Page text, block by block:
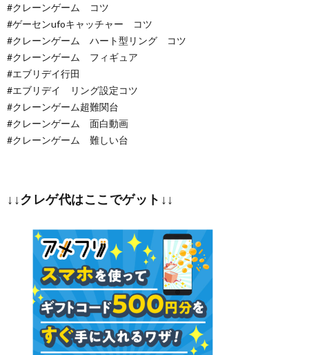
#クレーンゲーム コツ
#ゲーセンufoキャッチャー コツ
#クレーンゲーム ハート型リング コツ
#クレーンゲーム フィギュア
#エブリデイ行田
#エブリデイ リング設定コツ
#クレーンゲーム超難関台
#クレーンゲーム 面白動画
#クレーンゲーム 難しい台
↓↓クレゲ代はここでゲット↓↓